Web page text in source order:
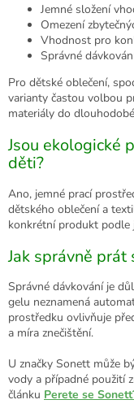
Jemné složení
Omezení
Vhodnost pro
Správné
Pro dětské oblečení,
varianty častou volbou
materiály do
Jsou ekologické
děti?
Ano, jemné prací
dětského oblečení a
konkrétní produkt podle
Jak správně
Správné dávkování je
gelu neznamená
prostředku ovlivňuje
a míra znečištění.
U značky Sonett může
vody a případné použití
článku Perete se